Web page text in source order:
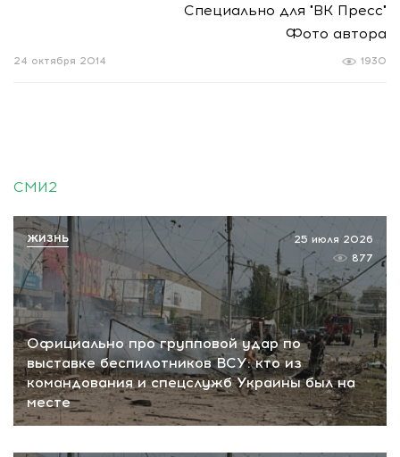
Специально для "ВК Пресс"
Фото автора
1930
24 октября 2014
СМИ2
Официально про групповой удар по
выставке беспилотников ВСУ: кто из
командования и спецслужб Украины был на
месте
25 июля 2026
877
ЖИЗНЬ